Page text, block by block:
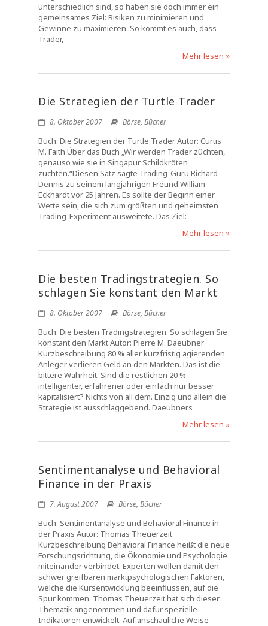
unterschiedlich sind, so haben sie doch immer ein
gemeinsames Ziel: Risiken zu minimieren und
Gewinne zu maximieren. So kommt es auch, dass
Trader,
Mehr lesen »
Die Strategien der Turtle Trader
8. Oktober 2007 Börse, Bücher
Buch: Die Strategien der Turtle Trader Autor: Curtis
M. Faith Über das Buch „Wir werden Trader züchten,
genauso wie sie in Singapur Schildkröten
züchten.“Diesen Satz sagte Trading-Guru Richard
Dennis zu seinem langjährigen Freund William
Eckhardt vor 25 Jahren. Es sollte der Beginn einer
Wette sein, die sich zum größten und geheimsten
Trading-Experiment ausweitete. Das Ziel:
Mehr lesen »
Die besten Tradingstrategien. So
schlagen Sie konstant den Markt
8. Oktober 2007 Börse, Bücher
Buch: Die besten Tradingstrategien. So schlagen Sie
konstant den Markt Autor: Pierre M. Daeubner
Kurzbeschreibung 80 % aller kurzfristig agierenden
Anleger verlieren Geld an den Märkten. Das ist die
bittere Wahrheit. Sind die restlichen 20 %
intelligenter, erfahrener oder einfach nur besser
kapitalisiert? Nichts von all dem. Einzig und allein die
Strategie ist ausschlaggebend. Daeubners
Mehr lesen »
Sentimentanalyse und Behavioral
Finance in der Praxis
7. August 2007 Börse, Bücher
Buch: Sentimentanalyse und Behavioral Finance in
der Praxis Autor: Thomas Theuerzeit
Kurzbeschreibung Behavioral Finance heißt die neue
Forschungsrichtung, die Ökonomie und Psychologie
miteinander verbindet. Experten wollen damit den
schwer greifbaren marktpsychologischen Faktoren,
welche die Kursentwicklung beeinflussen, auf die
Spur kommen. Thomas Theuerzeit hat sich dieser
Thematik angenommen und dafür spezielle
Indikatoren entwickelt. Auf anschauliche Weise